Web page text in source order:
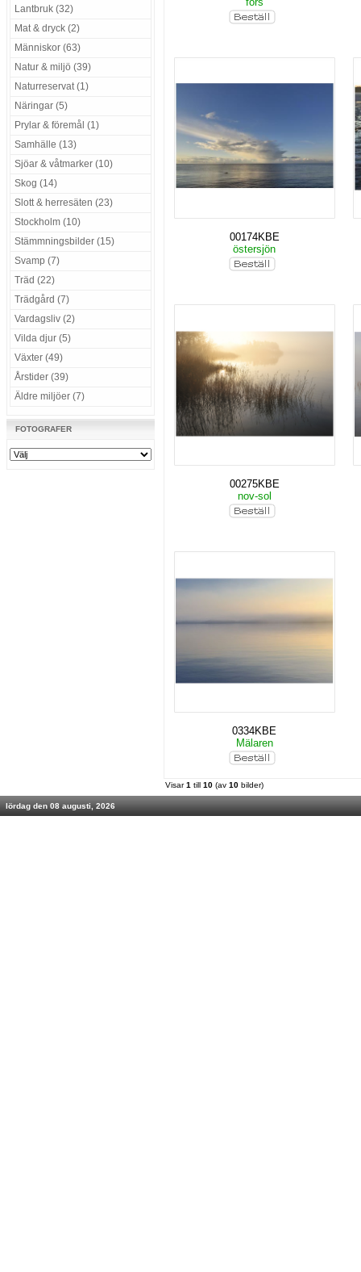
Lantbruk (32)
Mat & dryck (2)
Människor (63)
Natur & miljö (39)
Naturreservat (1)
Näringar (5)
Prylar & föremål (1)
Samhälle (13)
Sjöar & våtmarker (10)
Skog (14)
Slott & herresäten (23)
Stockholm (10)
Stämmningsbilder (15)
Svamp (7)
Träd (22)
Trädgård (7)
Vardagsliv (2)
Vilda djur (5)
Växter (49)
Årstider (39)
Äldre miljöer (7)
FOTOGRAFER
00174KBE
östersjön
00275KBE
nov-sol
0334KBE
Mälaren
Visar1 till 10 (av 10 bilder)
lördag den 08 augusti, 2026